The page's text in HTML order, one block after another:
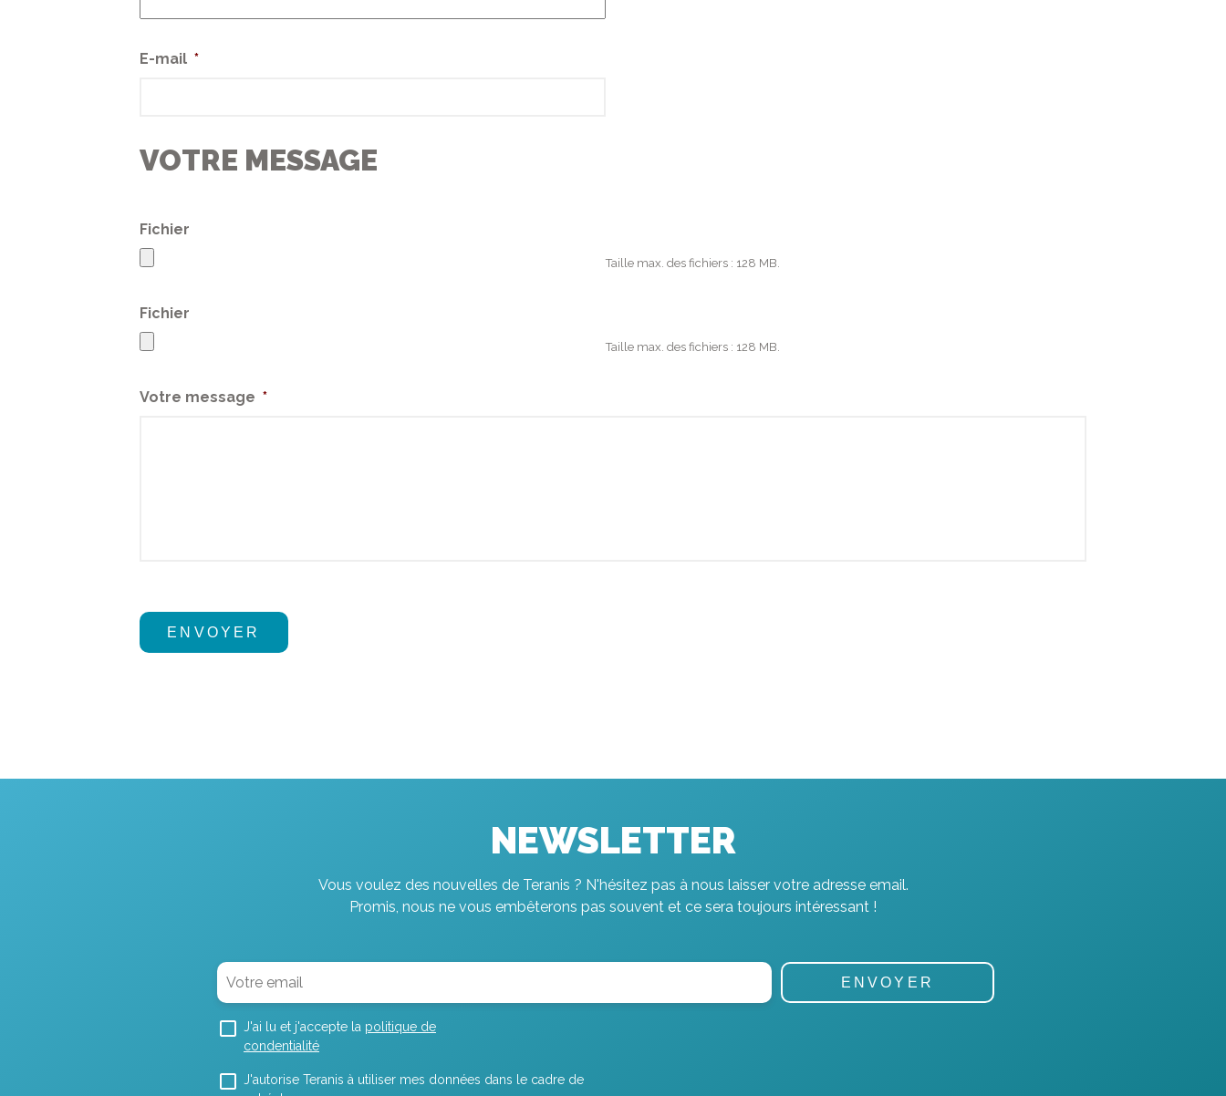
E-mail *
VOTRE MESSAGE
Fichier
Taille max. des fichiers : 128 MB.
Fichier
Taille max. des fichiers : 128 MB.
Votre message *
NEWSLETTER
Vous voulez des nouvelles de Teranis ? N'hésitez pas à nous laisser votre adresse email.
Promis, nous ne vous embêterons pas souvent et ce sera toujours intéressant !
J'ai lu et j'accepte la politique de
condentialité
J'autorise Teranis à utiliser mes données dans le cadre de